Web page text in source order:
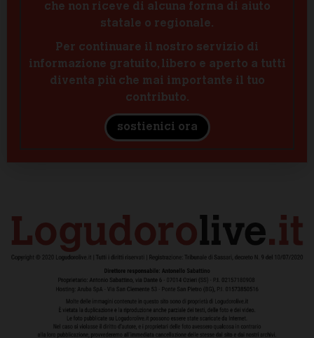
che non riceve di alcuna forma di aiuto
statale o regionale.
Per continuare il nostro servizio di
informazione gratuito, libero e aperto a tutti
diventa più che mai importante il tuo
contributo.
sostienici ora